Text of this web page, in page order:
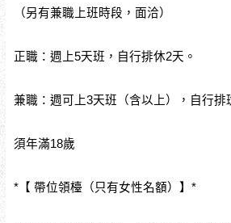
（另有兼職上班時段，面洽）
正職：週上5天班，自行排休2天。
兼職：週可上3天班（含以上），自行排
須年滿18歲
*【 帶位領檯（只有女性名額）】*